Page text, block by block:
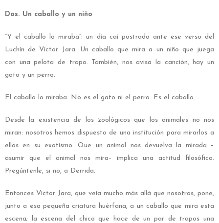
Dos. Un caballo y un niño
“Y el caballo lo miraba”: un día caí postrado ante ese verso del
Luchín de Víctor Jara. Un caballo que mira a un niño que juega
con una pelota de trapo. También, nos avisa la canción, hay un
gato y un perro.
El caballo lo miraba. No es el gato ni el perro. Es el caballo.
Desde la existencia de los zoológicos que los animales no nos
miran: nosotros hemos dispuesto de una institución para mirarlos a
ellos en su exotismo. Que un animal nos devuelva la mirada –
asumir que el animal nos mira– implica una actitud filosófica.
Pregúntenle, si no, a Derrida.
Entonces Víctor Jara, que veía mucho más allá que nosotros, pone,
junto a esa pequeña criatura huérfana, a un caballo que mira esta
escena; la escena del chico que hace de un par de trapos una